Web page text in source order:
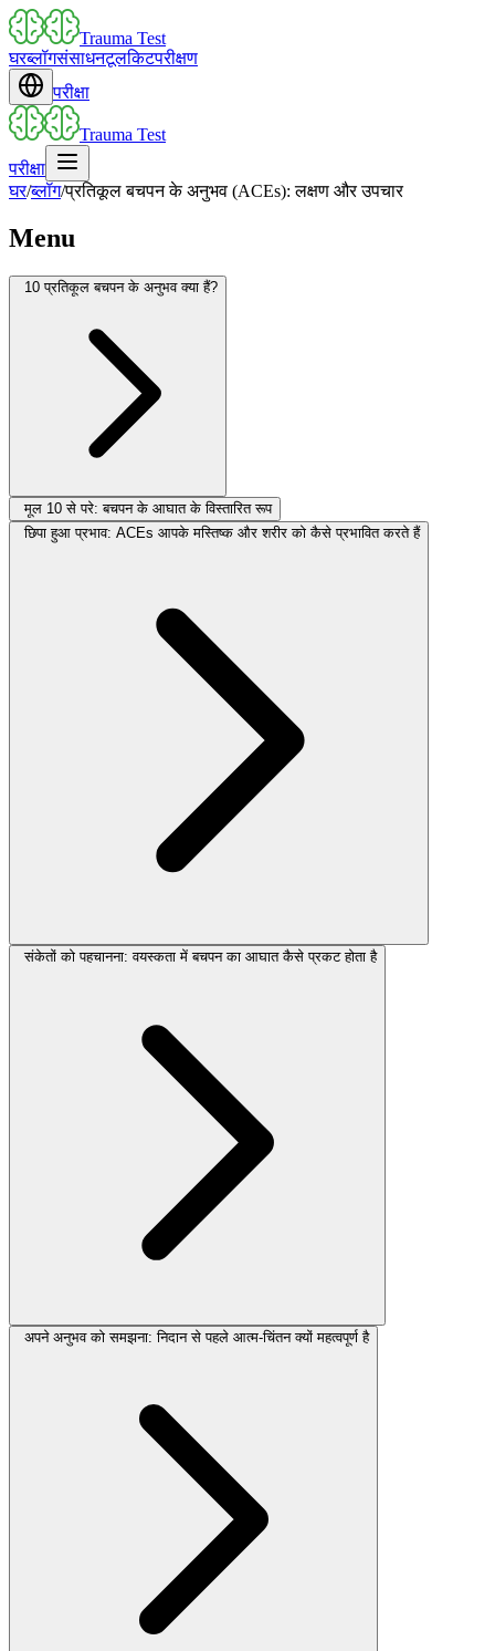
Trauma Test
घरब्लॉगसंसाधनटूलकिटपरीक्षण
परीक्षा
Trauma Test
परीक्षा
घर/ब्लॉग/प्रतिकूल बचपन के अनुभव (ACEs): लक्षण और उपचार
Menu
10 प्रतिकूल बचपन के अनुभव क्या हैं?
मूल 10 से परे: बचपन के आघात के विस्तारित रूप
छिपा हुआ प्रभाव: ACEs आपके मस्तिष्क और शरीर को कैसे प्रभावित करते हैं
संकेतों को पहचानना: वयस्कता में बचपन का आघात कैसे प्रकट होता है
अपने अनुभव को समझना: निदान से पहले आत्म-चिंतन क्यों महत्वपूर्ण है